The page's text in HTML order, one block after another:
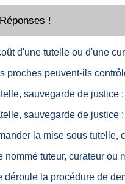
!
d'une tutelle ou d'une
proches peuvent-ils
sauvegarde de justice
sauvegarde de justice
la mise sous tutelle,
nommé tuteur, curateur ou
déroule la procédure de